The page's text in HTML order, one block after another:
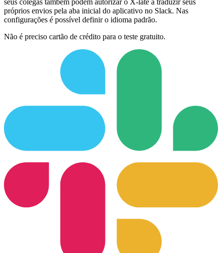
próprios envios pela aba inicial do aplicativo no Slack. Nas
configurações é possível definir o idioma padrão.
Não é preciso cartão de crédito para o teste gratuito.